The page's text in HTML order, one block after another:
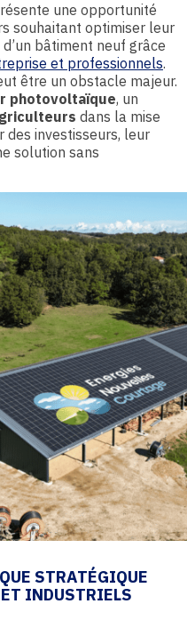
une opportunité
souhaitant optimiser leur
bâtiment neuf grâce
et professionnels.
être un obstacle majeur.
photovoltaïque, un
dans la mise
des investisseurs, leur
solution sans
STRATÉGIQUE
INDUSTRIELS